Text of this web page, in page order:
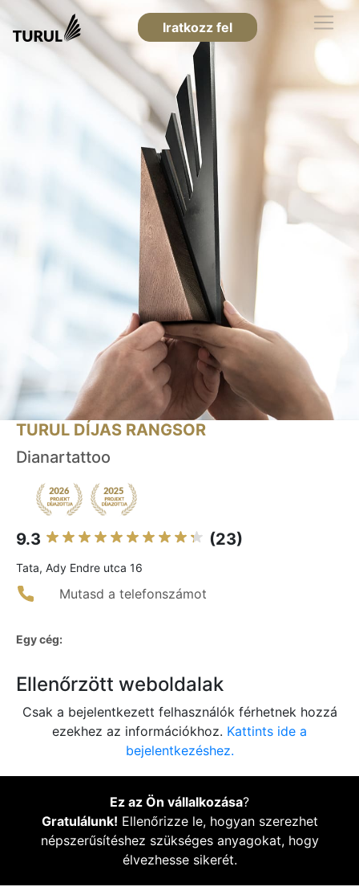
Iratkozz fel
TURUL DÍJAS RANGSOR
Dianartattoo
9.3 (23)
Tata, Ady Endre utca 16
Mutasd a telefonszámot
Egy cég:
Ellenőrzött weboldalak
Csak a bejelentkezett felhasználók férhetnek hozzá
ezekhez az információkhoz. Kattints ide a
bejelentkezéshez.
Ez az Ön vállalkozása?
Gratulálunk! Ellenőrizze le, hogyan szerezhet
népszerűsítéshez szükséges anyagokat, hogy
élvezhesse sikerét.